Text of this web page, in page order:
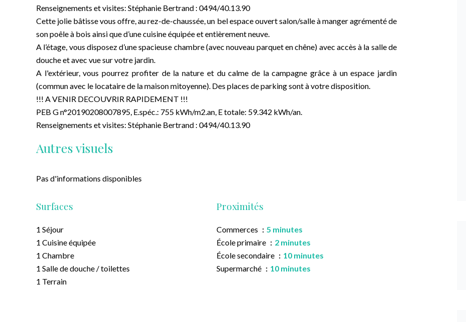
Renseignements et visites: Stéphanie Bertrand : 0494/40.13.90
Cette jolie bâtisse vous offre, au rez-de-chaussée, un bel espace ouvert salon/salle à manger agrémenté de
son poêle à bois ainsi que d’une cuisine équipée et entièrement neuve.
A l’étage, vous disposez d’une spacieuse chambre (avec nouveau parquet en chêne) avec accès à la salle de
douche et avec vue sur votre jardin.
A l'extérieur, vous pourrez profiter de la nature et du calme de la campagne grâce à un espace jardin
(commun avec le locataire de la maison mitoyenne). Des places de parking sont à votre disposition.
!!! A VENIR DECOUVRIR RAPIDEMENT !!!
PEB G n°20190208007895, E.spéc.: 755 kWh/m2.an, E totale: 59.342 kWh/an.
Renseignements et visites: Stéphanie Bertrand : 0494/40.13.90
Autres visuels
Pas d'informations disponibles
Surfaces
1 Séjour
1 Cuisine équipée
1 Chambre
1 Salle de douche / toilettes
1 Terrain
Proximités
Commerces
5 minutes
École primaire
2 minutes
École secondaire
10 minutes
Supermarché
10 minutes